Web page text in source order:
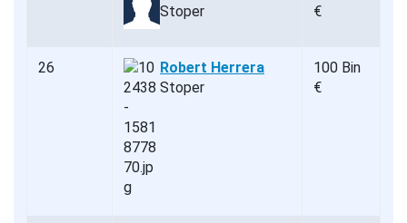
Stoper
€
26
Robert Herrera
Stoper
100 Bin
€